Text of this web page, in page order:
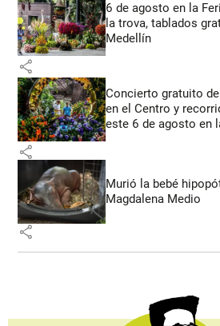
6 de agosto en la
la trova, tablados
Medellín
share
Concierto gratuito
en el Centro y
este 6 de agosto en
share
Murió la bebé
Magdalena Medio
share